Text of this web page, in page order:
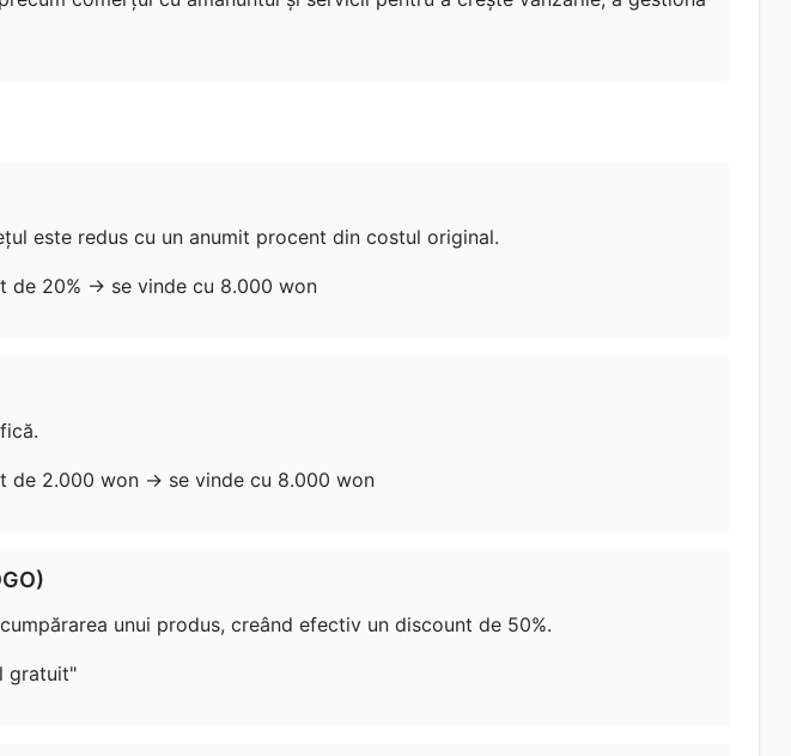
este redus cu un anumit procent din costul original.
de 20% → se vinde cu 8.000 won
de 2.000 won → se vinde cu 8.000 won
unui produs, creând efectiv un discount de 50%.
gratuit"